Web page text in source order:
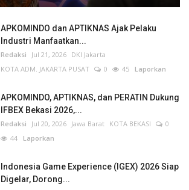
APKOMINDO dan APTIKNAS Ajak Pelaku
Industri Manfaatkan...
Redaksi Jul 21, 2026 DKI Jakarta
KOTA ADM. JAKARTA PUSAT
0 45 Laporkan
APKOMINDO, APTIKNAS, dan PERATIN Dukung
IFBEX Bekasi 2026,...
Redaksi Jul 20, 2026 Jawa Barat KOTA BEKASI
0
44 Laporkan
Indonesia Game Experience (IGEX) 2026 Siap
Digelar, Dorong...